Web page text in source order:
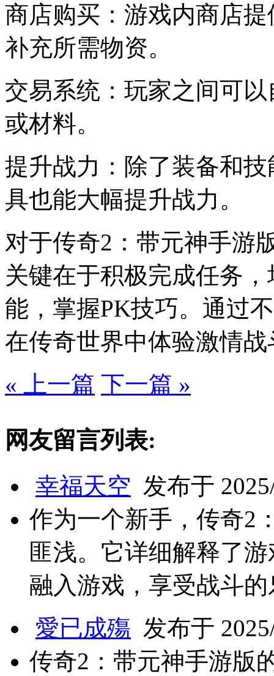
商店购买：游戏内商店
补充所需物资。
交易系统：玩家之间可
或材料。
提升战力：除了装备和
具也能大幅提升战力。
对于传奇2：带元神手游
关键在于积极完成任务
能，掌握PK技巧。通过
在传奇世界中体验激情
« 上一篇 下一篇 »
网友留言列表:
幸福天空 发布于
作为一个新手，传奇2
匪浅。它详细解释了
融入游戏，享受战斗
愛已成殤 发布于
传奇2：带元神手游版